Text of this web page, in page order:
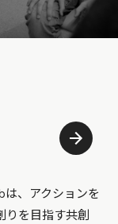
、アクションを
を目指す共創